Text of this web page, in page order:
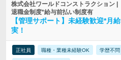
株式会社ワールドコンストラクション |
退職金制度*給与前払い制度有
【管理サポート】未経験歓迎*月
実！
正社員 職種・業種未経験OK 学歴不問